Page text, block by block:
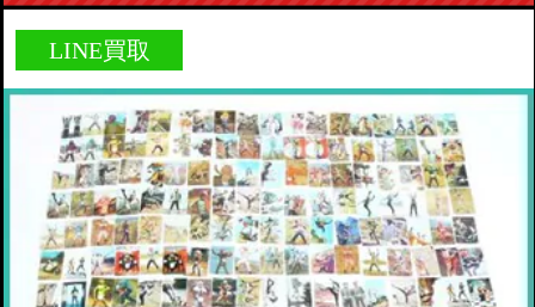
LINE買取